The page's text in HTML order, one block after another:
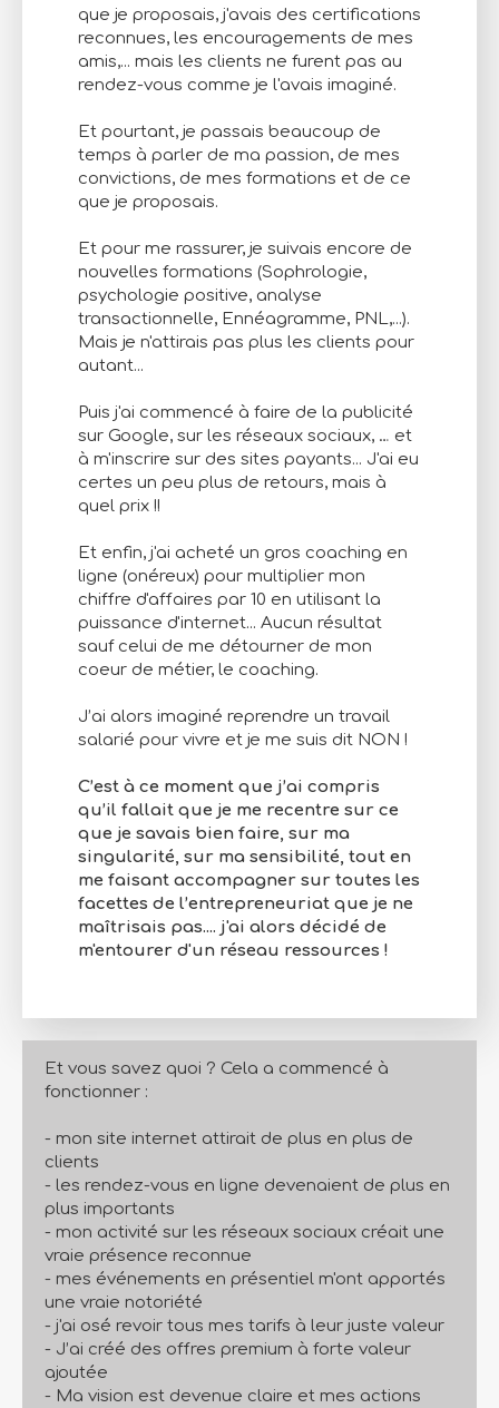
que je proposais, j'avais des certifications
reconnues, les encouragements de mes
amis,... mais les clients ne furent pas au
rendez-vous comme je l'avais imaginé.
Et pourtant, je passais beaucoup de
temps à parler de ma passion, de mes
convictions, de mes formations et de ce
que je proposais.
Et pour me rassurer, je suivais encore de
nouvelles formations (Sophrologie,
psychologie positive, analyse
transactionnelle, Ennéagramme, PNL,...).
Mais je n'attirais pas plus les clients pour
autant...
Puis j'ai commencé à faire de la publicité
sur Google, sur les réseaux sociaux, … et
à m'inscrire sur des sites payants... J'ai eu
certes un peu plus de retours, mais à
quel prix !!
Et enfin, j'ai acheté un gros coaching en
ligne (onéreux) pour multiplier mon
chiffre d'affaires par 10 en utilisant la
puissance d'internet... Aucun résultat
sauf celui de me détourner de mon
coeur de métier, le coaching.
J’ai alors imaginé reprendre un travail
salarié pour vivre et je me suis dit NON !
C’est à ce moment que j’ai compris
qu’il fallait que je me recentre sur ce
que je savais bien faire, sur ma
singularité, sur ma sensibilité, tout en
me faisant accompagner sur toutes les
facettes de l’entrepreneuriat que je ne
maîtrisais pas.... j'ai alors décidé de
m'entourer d'un réseau ressources !
Et vous savez quoi ? Cela a commencé à
fonctionner :
- mon site internet attirait de plus en plus de
clients
- les rendez-vous en ligne devenaient de plus en
plus importants
- mon activité sur les réseaux sociaux créait une
vraie présence reconnue
- mes événements en présentiel m'ont apportés
une vraie notoriété
- j'ai osé revoir tous mes tarifs à leur juste valeur
- J’ai créé des offres premium à forte valeur
ajoutée
- Ma vision est devenue claire et mes actions